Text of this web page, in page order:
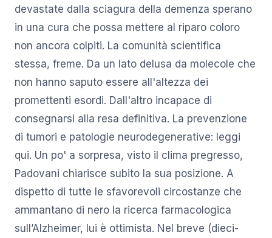
devastate dalla sciagura della demenza sperano
in una cura che possa mettere al riparo coloro
non ancora colpiti. La comunità scientifica
stessa, freme. Da un lato delusa da molecole che
non hanno saputo essere all'altezza dei
promettenti esordi. Dall'altro incapace di
consegnarsi alla resa definitiva. La prevenzione
di tumori e patologie neurodegenerative: leggi
qui. Un po' a sorpresa, visto il clima pregresso,
Padovani chiarisce subito la sua posizione. A
dispetto di tutte le sfavorevoli circostanze che
ammantano di nero la ricerca farmacologica
sull’Alzheimer, lui è ottimista. Nel breve (dieci-